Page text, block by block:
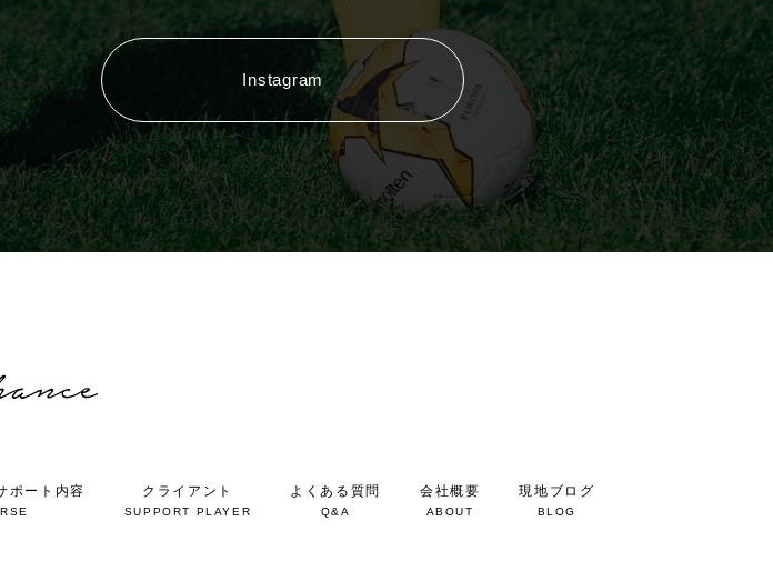
Instagram
ポート内容 クライアント
SUPPORT PLAYER
よくある質問
Q&A
会社概要
ABOUT
現地ブログ
BLOG